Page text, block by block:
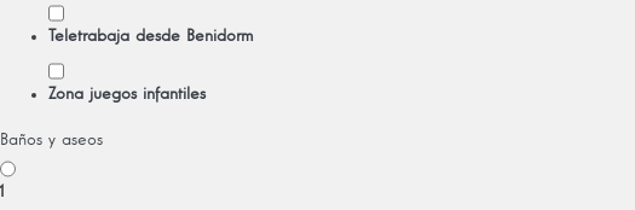
Teletrabaja desde Benidorm
Zona juegos infantiles
Baños y aseos
1